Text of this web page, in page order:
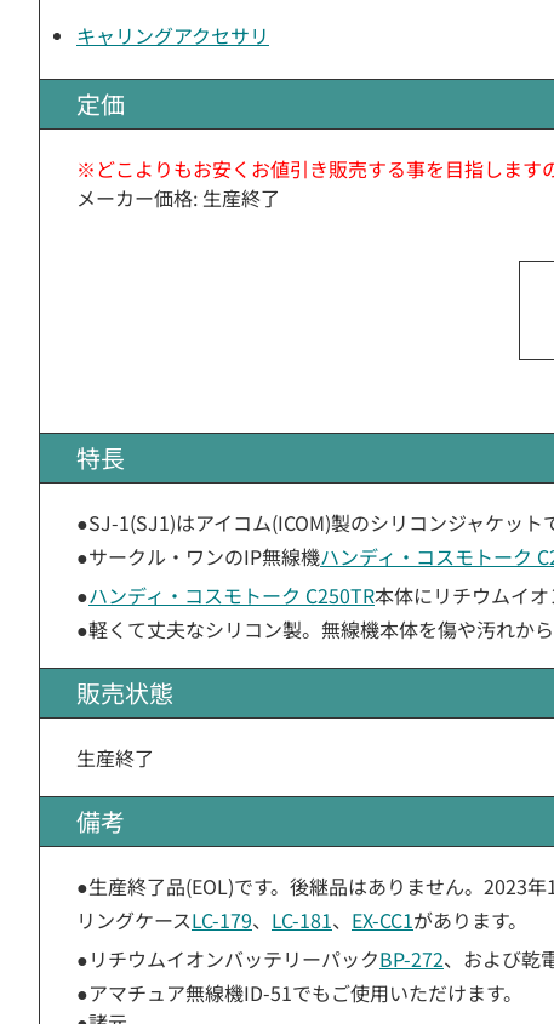
キャリングアクセサリ
定価
※どこよりもお安くお値引き販売する事を目指します
メーカー価格: 生産終了
特長
●SJ-1(SJ1)はアイコム(ICOM)製のシリコンジャケット
●サークル・ワンのIP無線機ハンディ・コスモトーク
●ハンディ・コスモトーク C250TR本体にリチウムイ
●軽くて丈夫なシリコン製。無線機本体を傷や汚れから
販売状態
生産終了
備考
●生産終了品(EOL)です。後継品はありません。2023
リングケースLC-179、 LC-181、 EX-CC1があります。
●リチウムイオンバッテリーパックBP-272、および乾
●アマチュア無線機ID-51でもご使用いただけます。